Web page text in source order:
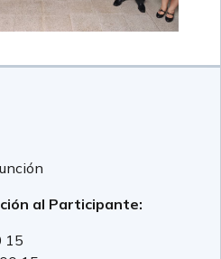
al Participante:
15